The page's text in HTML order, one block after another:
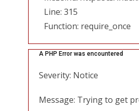
Line: 315
Function: require_once
A PHP Error was encountered
Severity: Notice
Message: Trying to get